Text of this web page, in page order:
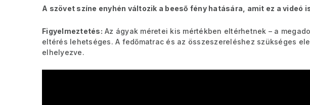
A szövet színe enyhén változik a beeső fény hatására, amit ez a videó
Figyelmeztetés: Az ágyak méretei kis mértékben eltérhetnek – a
eltérés lehetséges. A fedőmatrac és az összeszereléshez szükséges
elhelyezve.